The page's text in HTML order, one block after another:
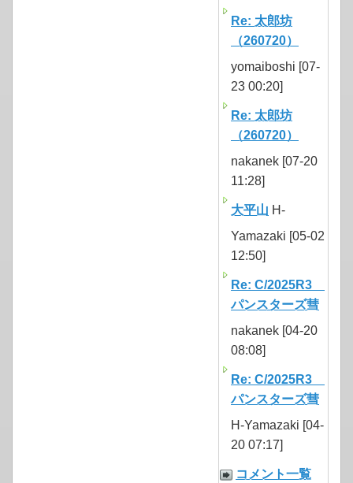
Re: 太郎坊
（260720）
yomaiboshi [07-
23 00:20]
Re: 太郎坊
（260720）
nakanek [07-20
11:28]
大平山 H-
Yamazaki [05-02
12:50]
Re: C/2025R3
パンスターズ彗
nakanek [04-20
08:08]
Re: C/2025R3
パンスターズ彗
H-Yamazaki [04-
20 07:17]
コメント一覧